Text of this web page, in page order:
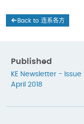
Back to 连系各方
Published
KE Newsletter - Issue
April 2018